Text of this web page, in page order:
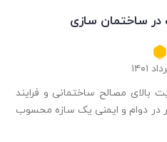
در ساختمان سازی
بالای مصالح ساختمانی و فرایند
در دوام و ایمنی یک سازه محسوب